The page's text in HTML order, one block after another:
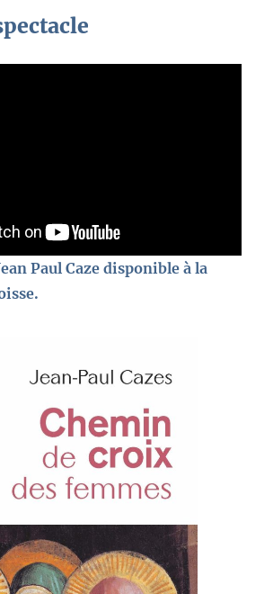
Paul Caze disponible à la